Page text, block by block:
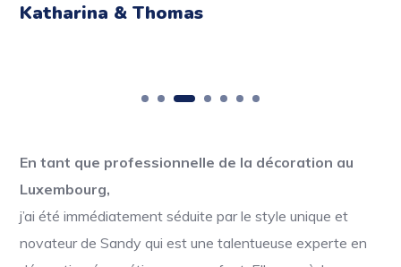
Katharina & Thomas
En tant que professionnelle de la décoration au
Luxembourg,
j’ai été immédiatement séduite par le style unique et
novateur de Sandy qui est une talentueuse experte en